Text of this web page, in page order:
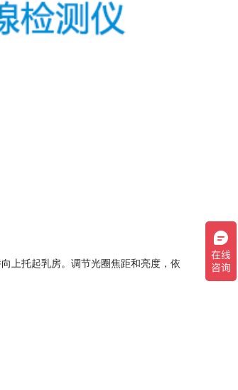
上托起乳房。调节光圈焦距和亮度，依